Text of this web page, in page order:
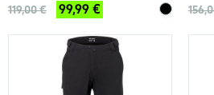
119,00 € 99,99 €